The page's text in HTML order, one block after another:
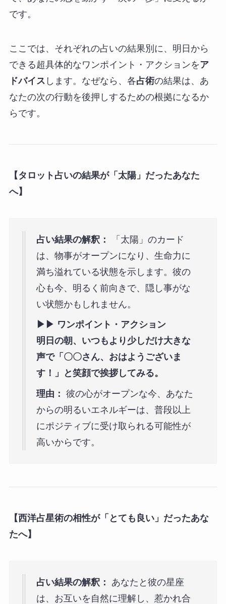
です。
ここでは、それぞれの占いの結果別に、明日から
できる超具体的なワンポイント・アクションをア
ドバイス します。なぜなら、各占術の結果は、あ
なたの次の行動を後押しするための根拠になるか
らです。
【タロット占いの結果が「太陽」だったあなた
へ】
占い結果の解釈：
「太陽」のカード
は、物事がオープンになり、生命力に
満ち溢れている状態を示します。彼の
心も今、明るく前向きで、隠し事がな
い状態かもしれません。
▶︎▶︎ ワンポイント・アクション
明日の朝、いつもより少しだけ大きな
声で「〇〇さん、おはようございま
す！」と笑顔で挨拶してみる。
理由： 彼の心がオープンな今、あなた
からの明るいエネルギーは、普段以上
にポジティブに受け取られる可能性が
高いからです。
【西洋占星術の相性が「とても良い」だったあな
たへ】
占い結果の解釈：
あなたと彼の星座
は、お互いを自然に理解し、惹かれ合